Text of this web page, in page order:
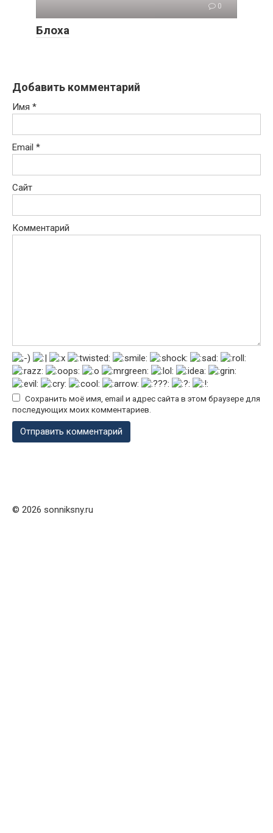
0
Блоха
Добавить комментарий
Имя *
Email *
Сайт
Комментарий
Сохранить моё имя, email и адрес сайта в этом браузере для
последующих моих комментариев.
© 2026 sonniksny.ru